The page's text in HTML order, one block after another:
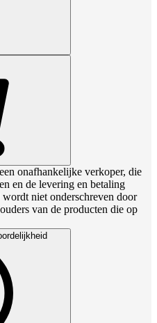
onafhankelijke verkoper, die
en de levering en betaling
niet onderschreven door
van de producten die op